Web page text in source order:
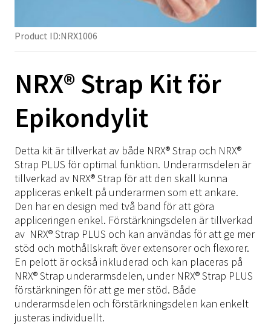
Ödem
Post-Op
Hälsporre
Hälsårsprevention
Diabetiker
Häl
Inlägg
Springer
Formthotics
Spegellåda
Axel
Armbåge
Rygg
Fotled
Kompression
Ice-Wrap
NRX/ARX/SRX Strap
NRX Strap
NRX Strap Neptune
NRX Strap PLUS
NRX Strap Double
SRX Strap Camo/Navy
ARX Soft Strap
NRX Strap Kit
NRX Heat Tape
NRX Hook
Termoplast
Immo Plus
Turbocast
Drape
Blend
Vattenbad
Material
Kardborre
Polstring
Material på rulle
Träningsredskap
Tejp
Click Medical
Barn
Övrigt
Skoinlägg
NRX/ARX/SRX Strap
NRX Strap Instruktioner
Material
Termoplast
Träningsredskap
Tejp
Click Medical
Barn
Övrigt
Fot & Fotled
SRX/Sport
NRX/ARX/SRX Strap
Material
Termoplast
Träningsredskap
Tejp
Click Medical
Barn
Övrigt
Product ID:NRX1006
NRX® Strap Kit för
Epikondylit
Detta kit är tillverkat av både NRX® Strap och NRX®
Strap PLUS för optimal funktion. Underarmsdelen är
tillverkad av NRX® Strap för att den skall kunna
appliceras enkelt på underarmen som ett ankare.
Den har en design med två band för att göra
appliceringen enkel. Förstärkningsdelen är tillverkad
av NRX® Strap PLUS och kan användas för att ge mer
stöd och mothållskraft över extensorer och flexorer.
En pelott är också inkluderad och kan placeras på
NRX® Strap underarmsdelen, under NRX® Strap PLUS
förstärkningen för att ge mer stöd. Både
underarmsdelen och förstärkningsdelen kan enkelt
justeras individuellt.